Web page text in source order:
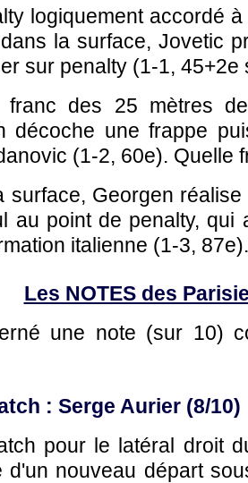
logiquement accordé
la surface, Jovetic
sur penalty (1-1, 45+2e
des 25 mètres
décoche une frappe
(1-2, 60e). Quelle
surface, Georgen
au point de penalty, qui
italienne (1-3, 87e).
Les NOTES des
une note (sur 10)
: Serge Aurier (8/10)
pour le latéral droit
d'un nouveau départ